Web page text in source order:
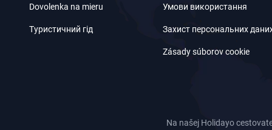
Dovolenka na mieru
Туристичний гід
Умови використання
Захист персональних
Zásady súborov cookie
Na našej Holidayo